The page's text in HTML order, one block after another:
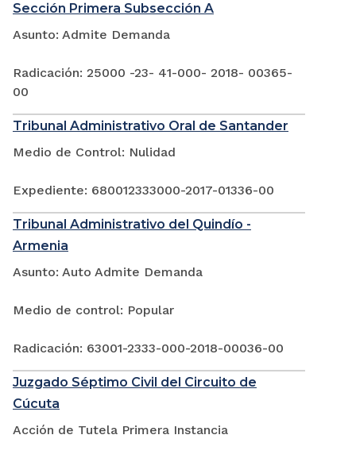
Sección Primera Subsección A
Asunto: Admite Demanda
Radicación: 25000 -23- 41-000- 2018- 00365-
00
Tribunal Administrativo Oral de Santander
Medio de Control: Nulidad
Expediente: 680012333000-2017-01336-00
Tribunal Administrativo del Quindío -
Armenia
Asunto: Auto Admite Demanda
Medio de control: Popular
Radicación: 63001-2333-000-2018-00036-00
Juzgado Séptimo Civil del Circuito de
Cúcuta
Acción de Tutela Primera Instancia